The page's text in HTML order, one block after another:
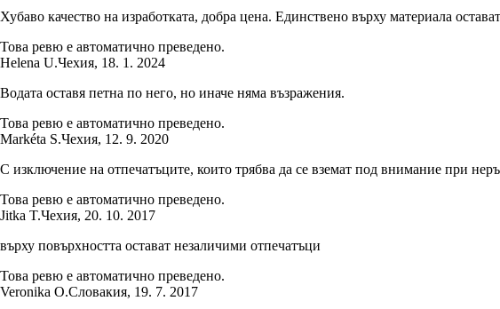
Хубаво качество на изработката, добра цена. Единствено върху материала
Това ревю е автоматично преведено.
Helena U.Чехия, 18. 1. 2024
Водата оставя петна по него, но иначе няма възражения.
Това ревю е автоматично преведено.
Markéta S.Чехия, 12. 9. 2020
С изключение на отпечатъците, които трябва да се вземат под внимание при
Това ревю е автоматично преведено.
Jitka T.Чехия, 20. 10. 2017
върху повърхността остават незаличими отпечатъци
Това ревю е автоматично преведено.
Veronika O.Словакия, 19. 7. 2017